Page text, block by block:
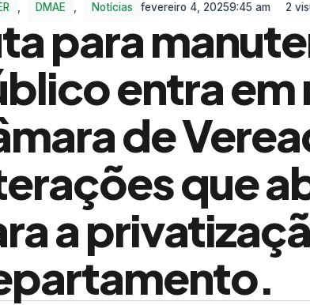
DMAE Notícias fevereiro 4, 20259:45 am 2
para
entra em
de
que
a